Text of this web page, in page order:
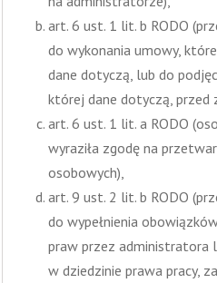
art. 6 ust. 1 lit. b RODO
do wykonania umowy,
dane dotyczą, lub do
której dane dotyczą, przed
art. 6 ust. 1 lit. a RODO
wyraziła zgodę na
osobowych),
art. 9 ust. 2 lit. b RODO
do wypełnienia
praw przez administratora
w dziedzinie prawa pracy,